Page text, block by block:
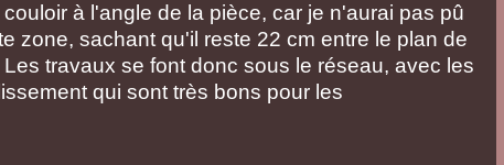
à l'angle de la pièce, car je n'aurai pas pû
zone, sachant qu'il reste 22 cm entre le plan de
travaux se font donc sous le réseau, avec les
qui sont très bons pour les